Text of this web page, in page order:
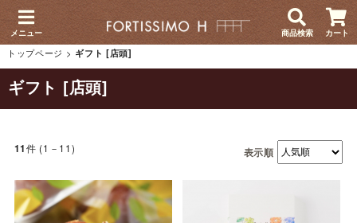
メニュー 商品検索 カート
トップページ > ギフト [店頭]
ギフト [店頭]
11件 (1－11) 表示順